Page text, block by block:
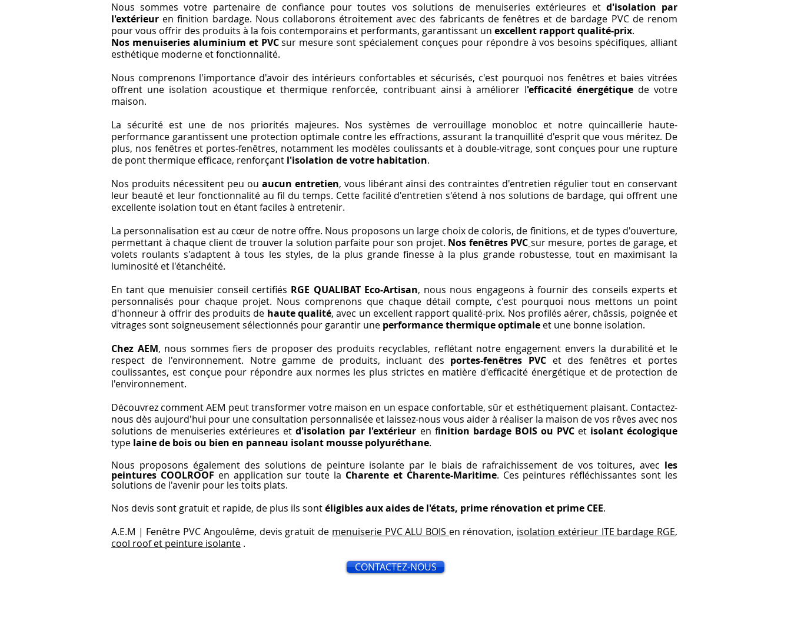
Nous sommes votre partenaire de confiance pour toutes vos solutions de menuiseries extérieures et d'isolation par
l'extérieur en finition bardage. Nous collaborons étroitement avec des fabricants de fenêtres et de bardage PVC de renom
pour vous offrir des produits à la fois contemporains et performants, garantissant un excellent rapport qualité-prix.
Nos menuiseries aluminium et PVCsur mesure sont spécialement conçues pour répondre à vos besoins spécifiques, alliant
esthétique moderne et fonctionnalité.
Nous comprenons l'importance d'avoir des intérieurs confortables et sécurisés, c'est pourquoi nos fenêtres et baies vitrées
offrent une isolation acoustique et thermique renforcée, contribuant ainsi à améliorer l'efficacité énergétiquede votre
maison.
La sécurité est une de nos priorités majeures. Nos systèmes de verrouillage monobloc et notre quincaillerie haute-
performance garantissent une protection optimale contre les effractions, assurant la tranquillité d'esprit que vous méritez. De
plus, nos fenêtres et portes-fenêtres, notamment les modèles coulissants et à double-vitrage, sont conçues pour une rupture
de pont thermique efficace, renforçant l'isolation de votre habitation.
Nos produits nécessitent peu ou aucun entretien, vous libérant ainsi des contraintes d'entretien régulier tout en conservant
leur beauté et leur fonctionnalité au fil du temps. Cette facilité d'entretien s'étend à nos solutions de bardage, qui offrent une
excellente isolation tout en étant faciles à entretenir.
La personnalisation est au cœur de notre offre. Nous proposons un large choix de coloris, de finitions, et de types d'ouverture,
permettant à chaque client de trouver la solution parfaite pour son projet. Nos fenêtres PVC sur mesure, portes de garage, et
volets roulants s'adaptent à tous les styles, de la plus grande finesse à la plus grande robustesse, tout en maximisant la
luminosité et l'étanchéité.
En tant que menuisier conseil certifiés RGE QUALIBAT Eco-Artisan, nous nous engageons à fournir des conseils experts et
personnalisés pour chaque projet. Nous comprenons que chaque détail compte, c'est pourquoi nous mettons un point
d'honneur à offrir des produits de haute qualité, avec un excellent rapport qualité-prix. Nos profilés aérer, châssis, poignée et
vitrages sont soigneusement sélectionnés pour garantir une performance thermique optimale et une bonne isolation.
Chez AEM, nous sommes fiers de proposer des produits recyclables, reflétant notre engagement envers la durabilité et le
respect de l'environnement. Notre gamme de produits, incluant des portes-fenêtres PVC et des fenêtres et portes
coulissantes, est conçue pour répondre aux normes les plus strictes en matière d'efficacité énergétique et de protection de
l'environnement.
Découvrez comment AEM peut transformer votre maison en un espace confortable, sûr et esthétiquement plaisant. Contactez-
nous dès aujourd'hui pour une consultation personnalisée et laissez-nous vous aider à réaliser la maison de vos rêves avec nos
solutions de menuiseries extérieures etd'isolation par l'extérieur en finition bardage BOIS ou PVCet isolant écologique
type laine de bois ou bien en panneau isolant mousse polyuréthane.
Nous proposons également des solutions de peinture isolante par le biais de rafraichissement de vos toitures, avec les
peintures COOLROOF en application sur toute la Charente et Charente-Maritime. Ces peintures réfléchissantes sont les
solutions de l'avenir pour les toits plats.
Nos devis sont gratuit et rapide, de plus ils sontéligibles aux aides de l'états, prime rénovation et prime CEE.
A.E.M | Fenêtre PVC Angoulême, devis gratuit de menuiserie PVC ALU BOIS en rénovation, isolation extérieur ITE bardage RGE,
cool roof et peinture isolante .
CONTACTEZ-NOUS